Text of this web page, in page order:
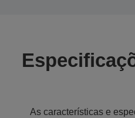
As características e